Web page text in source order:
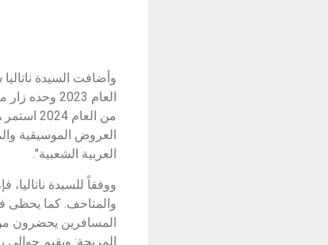
وأضافت السيدة
من
العروض الموسيقية
العربية الشعبية".
ووفقاً للسيدة
والمتاحف. كما يحظى
المريحة: ويقيم حوالي